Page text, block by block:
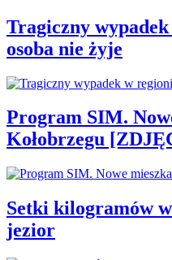
Tragiczny
osoba nie żyje
Program SIM.
Kołobrzegu
Setki kilogramów
jezior